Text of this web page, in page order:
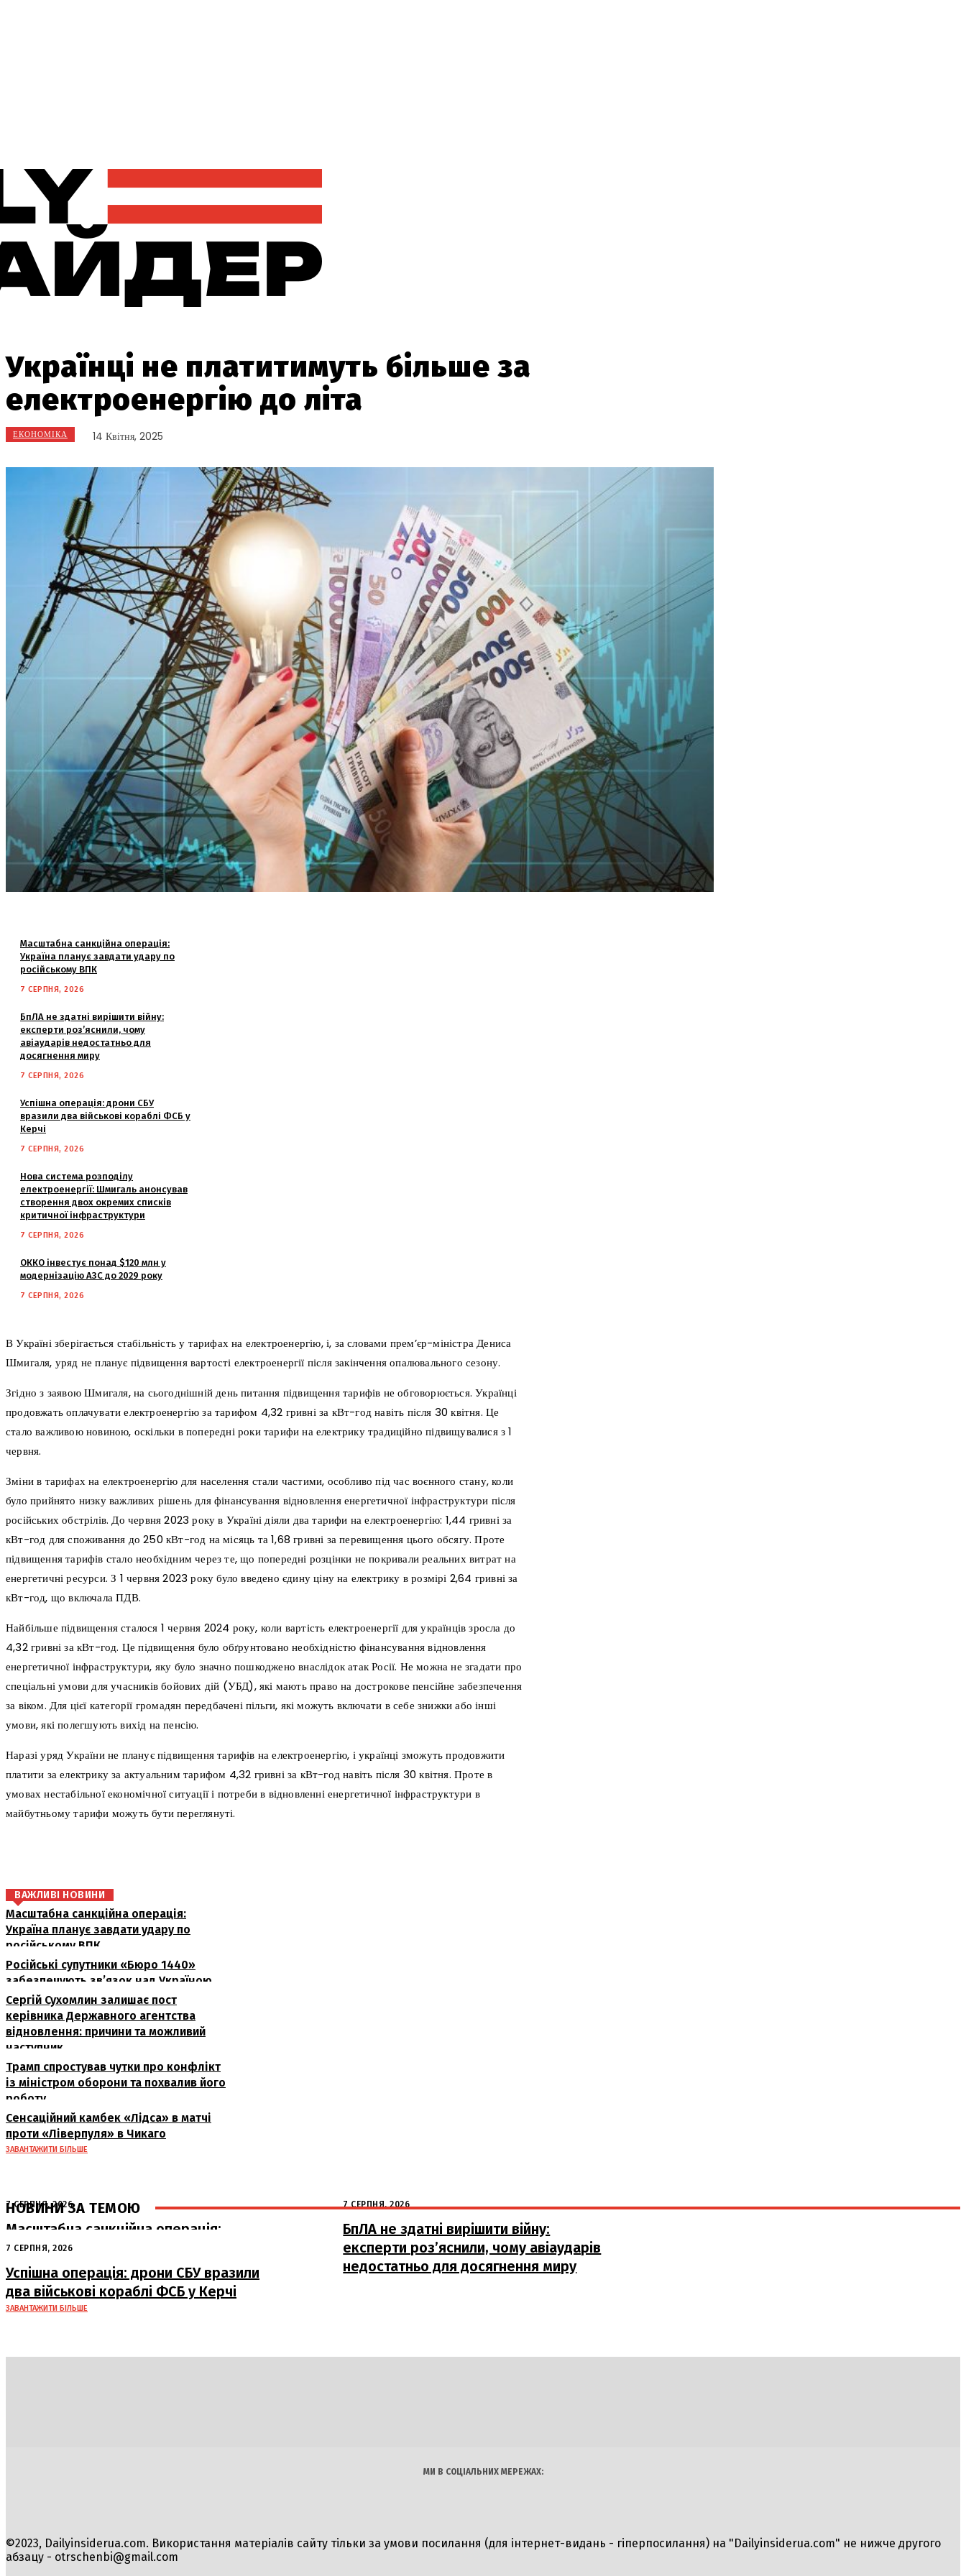
Українці не платитимуть більше за
електроенергію до літа
ЕКОНОМІКА 14 Квітня, 2025
Масштабна санкційна операція:
Україна планує завдати удару по
російському ВПК
7 СЕРПНЯ, 2026
БпЛА не здатні вирішити війну:
експерти роз’яснили, чому
авіаударів недостатньо для
досягнення миру
7 СЕРПНЯ, 2026
Успішна операція: дрони СБУ
вразили два військові кораблі ФСБ у
Керчі
7 СЕРПНЯ, 2026
Нова система розподілу
електроенергії: Шмигаль анонсував
створення двох окремих списків
критичної інфраструктури
7 СЕРПНЯ, 2026
ОККО інвестує понад $120 млн у
модернізацію АЗС до 2029 року
7 СЕРПНЯ, 2026
В Україні зберігається стабільність у тарифах на електроенергію, і, за словами прем’єр-міністра Дениса
Шмигаля, уряд не планує підвищення вартості електроенергії після закінчення опалювального сезону.
Згідно з заявою Шмигаля, на сьогоднішній день питання підвищення тарифів не обговорюється. Українці
продовжать оплачувати електроенергію за тарифом 4,32 гривні за кВт-год навіть після 30 квітня. Це
стало важливою новиною, оскільки в попередні роки тарифи на електрику традиційно підвищувалися з 1
червня.
Зміни в тарифах на електроенергію для населення стали частими, особливо під час воєнного стану, коли
було прийнято низку важливих рішень для фінансування відновлення енергетичної інфраструктури після
російських обстрілів. До червня 2023 року в Україні діяли два тарифи на електроенергію: 1,44 гривні за
кВт-год для споживання до 250 кВт-год на місяць та 1,68 гривні за перевищення цього обсягу. Проте
підвищення тарифів стало необхідним через те, що попередні розцінки не покривали реальних витрат на
енергетичні ресурси. З 1 червня 2023 року було введено єдину ціну на електрику в розмірі 2,64 гривні за
кВт-год, що включала ПДВ.
Найбільше підвищення сталося 1 червня 2024 року, коли вартість електроенергії для українців зросла до
4,32 гривні за кВт-год. Це підвищення було обґрунтовано необхідністю фінансування відновлення
енергетичної інфраструктури, яку було значно пошкоджено внаслідок атак Росії. Не можна не згадати про
спеціальні умови для учасників бойових дій (УБД), які мають право на дострокове пенсійне забезпечення
за віком. Для цієї категорії громадян передбачені пільги, які можуть включати в себе знижки або інші
умови, які полегшують вихід на пенсію.
Наразі уряд України не планує підвищення тарифів на електроенергію, і українці зможуть продовжити
платити за електрику за актуальним тарифом 4,32 гривні за кВт-год навіть після 30 квітня. Проте в
умовах нестабільної економічної ситуації і потреби в відновленні енергетичної інфраструктури в
майбутньому тарифи можуть бути переглянуті.
ВАЖЛИВІ НОВИНИ
Масштабна санкційна операція:
Україна планує завдати удару по
російському ВПК
Російські супутники «Бюро 1440»
забезпечують зв’язок над Україною
Сергій Сухомлин залишає пост
керівника Державного агентства
відновлення: причини та можливий
наступник
Трамп спростував чутки про конфлікт
із міністром оборони та похвалив його
роботу
Сенсаційний камбек «Лідса» в матчі
проти «Ліверпуля» в Чикаго
ЗАВАНТАЖИТИ БІЛЬШЕ
НОВИНИ ЗА ТЕМОЮ
7 СЕРПНЯ, 2026
Масштабна санкційна операція:
Україна планує завдати удару по
російському ВПК
7 СЕРПНЯ, 2026
БпЛА не здатні вирішити війну:
експерти роз’яснили, чому авіаударів
недостатньо для досягнення миру
7 СЕРПНЯ, 2026
Успішна операція: дрони СБУ вразили
два військові кораблі ФСБ у Керчі
ЗАВАНТАЖИТИ БІЛЬШЕ
МИ В СОЦІАЛЬНИХ МЕРЕЖАХ:
©2023, Dailyinsiderua.com. Використання матеріалів сайту тільки за умови посилання (для інтернет-видань - гіперпосилання) на "Dailyinsiderua.com" не нижче другого
абзацу - otrschenbi@gmail.com